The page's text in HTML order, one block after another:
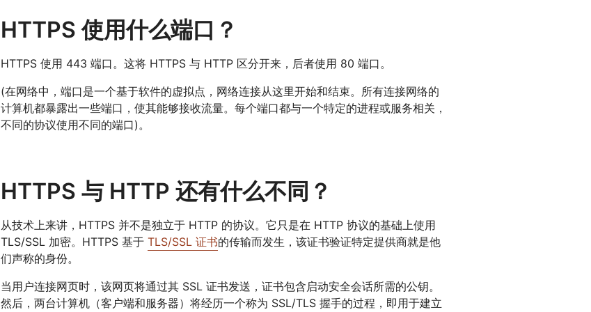
HTTPS 使用什么端口？
HTTPS 使用 443 端口。这将 HTTPS 与 HTTP 区分开来，后者使用 80 端口。
(在网络中，端口是一个基于软件的虚拟点，网络连接从这里开始和结束。所有连接网络的
计算机都暴露出一些端口，使其能够接收流量。每个端口都与一个特定的进程或服务相关，
不同的协议使用不同的端口)。
HTTPS 与 HTTP 还有什么不同？
从技术上来讲，HTTPS 并不是独立于 HTTP 的协议。它只是在 HTTP 协议的基础上使用
TLS/SSL 加密。HTTPS 基于 TLS/SSL 证书的传输而发生，该证书验证特定提供商就是他
们声称的身份。
当用户连接网页时，该网页将通过其 SSL 证书发送，证书包含启动安全会话所需的公钥。
然后，两台计算机（客户端和服务器）将经历一个称为 SSL/TLS 握手的过程，即用于建立